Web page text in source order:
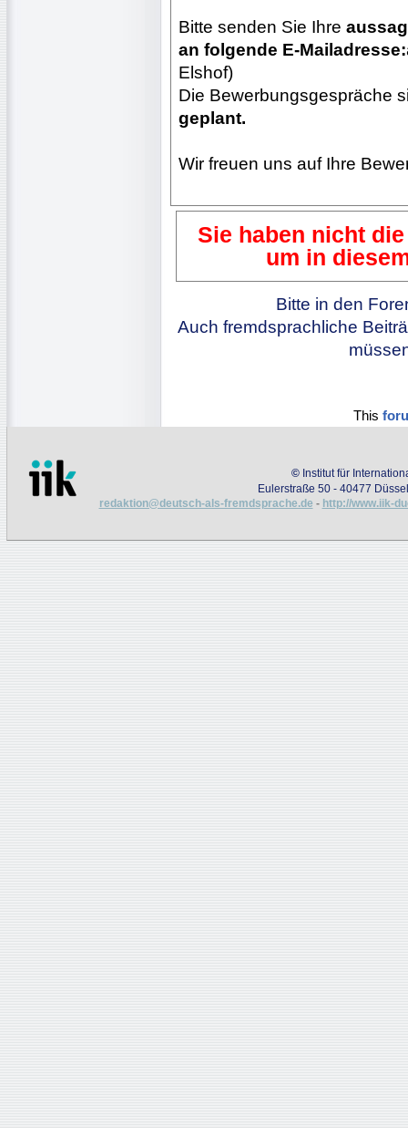
Bitte senden Sie Ihre
an folgende E-Mailadresse:
Elshof)
Die Bewerbungsgespräche
geplant.
Wir freuen uns auf Ihre
Sie haben nicht
um in
Bitte in den
Auch fremdsprachliche
This
© Institut für
Eulerstraße 50 - 40477
redaktion@deutsch-als-fremdsprache.de - http://www.iik-